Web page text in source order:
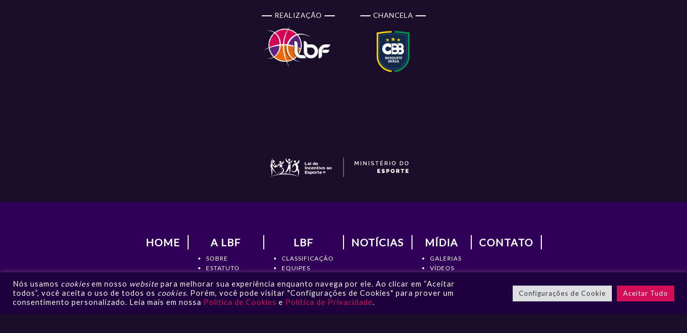
REALIZAÇÃO CHANCELA
HOME A LBF
SOBRE
ESTATUTO
DOCUMENTOS
CONTATO
LBF
CLASSIFICAÇÃO
EQUIPES
ESTATÍSTICAS
NOTÍCIAS MÍDIA
GALERIAS
VÍDEOS
CONTATO
Nós usamos cookies em nosso website para melhorar sua experiência enquanto navega por ele. Ao clicar em “Aceitar
todos”, você aceita o uso de todos os cookies. Porém, você pode visitar "Configurações de Cookies" para prover um
consentimento personalizado. Leia mais em nossa Política de Cookies e Política de Privacidade.
Configurações de Cookie Aceitar Tudo